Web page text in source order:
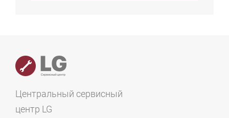
Центральный сервисный
центр LG